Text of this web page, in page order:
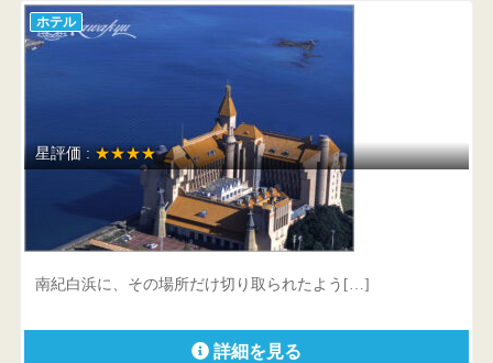
ホテル
星評価 :★★★★
ホテル川久
和歌山県 西牟婁郡白浜町3745
南紀白浜に、その場所だけ切り取られたよう[…]
詳細を見る